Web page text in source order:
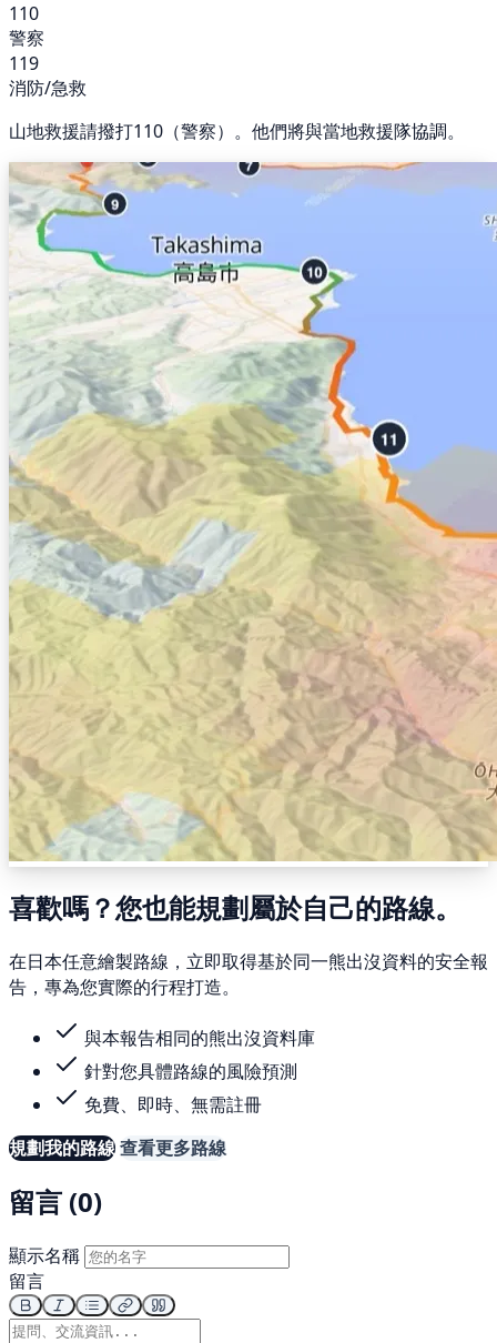
110
警察
119
消防/急救
山地救援請撥打110（警察）。他們將與當地救援隊協調。
喜歡嗎？您也能規劃屬於自己的路線。
在日本任意繪製路線，立即取得基於同一熊出沒資料的安全報
告，專為您實際的行程打造。
與本報告相同的熊出沒資料庫
針對您具體路線的風險預測
免費、即時、無需註冊
規劃我的路線查看更多路線
留言 (0)
顯示名稱
留言